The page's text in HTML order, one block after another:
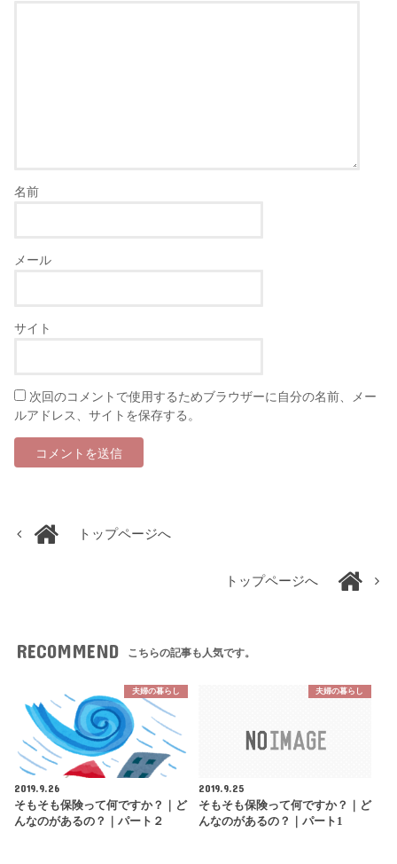
名前
メール
サイト
次回のコメントで使用するためブラウザーに自分の名前、メー
ルアドレス、サイトを保存する。
トップページへ
トップページへ
RECOMMEND こちらの記事も人気です。
夫婦の暮らし
2019.9.26
そもそも保険って何ですか？｜ど
んなのがあるの？｜パート２
夫婦の暮らし
2019.9.25
そもそも保険って何ですか？｜ど
んなのがあるの？｜パート1